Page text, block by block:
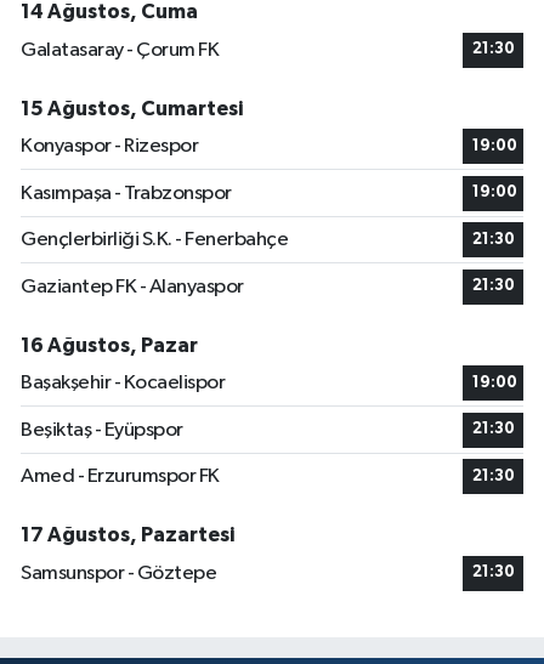
14 Ağustos, Cuma
Galatasaray - Çorum FK
21:30
15 Ağustos, Cumartesi
Konyaspor - Rizespor
19:00
Kasımpaşa - Trabzonspor 19:00
Gençlerbirliği S.K. - Fenerbahçe 21:30
Gaziantep FK - Alanyaspor 21:30
16 Ağustos, Pazar
Başakşehir - Kocaelispor
19:00
Beşiktaş - Eyüpspor 21:30
Amed - Erzurumspor FK 21:30
17 Ağustos, Pazartesi
Samsunspor - Göztepe
21:30